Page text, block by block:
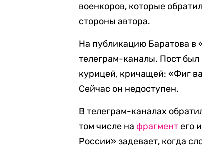
военкоров, которые
стороны автора.
На публикацию Баратова в
телеграм-каналы. Пост
курицей, кричащей: «Фиг
Сейчас он недоступен.
В телеграм-каналах
том числе на фрагментего
России» задевает, когда